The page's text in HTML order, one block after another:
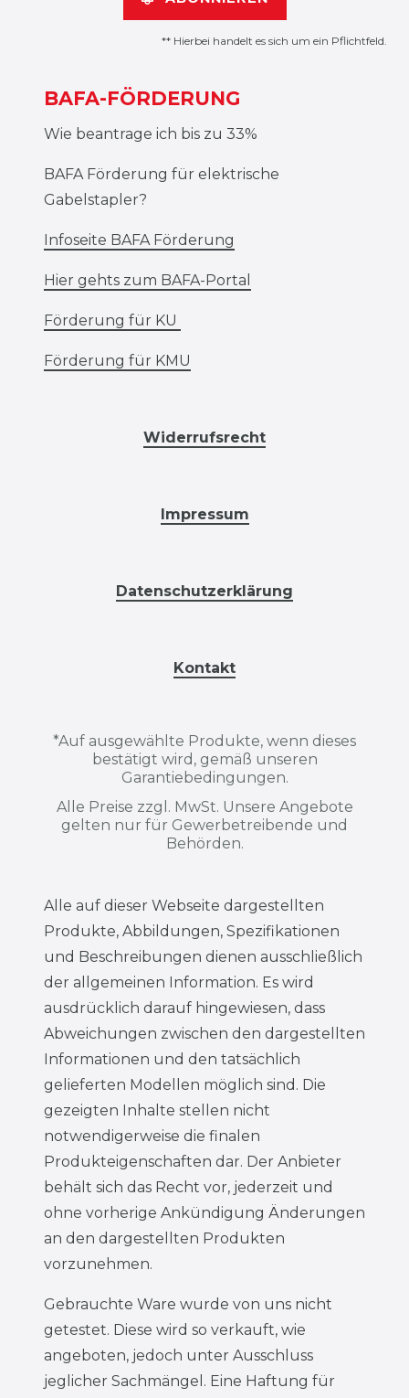
** Hierbei handelt es sich um ein Pflichtfeld.
BAFA-FÖRDERUNG
Wie beantrage ich bis zu 33%
BAFA Förderung für elektrische
Gabelstapler?
Infoseite BAFA Förderung
Hier gehts zum BAFA-Portal
Förderung für KU
Förderung für KMU
Widerrufsrecht
Impressum
Datenschutzerklärung
Kontakt
*Auf ausgewählte Produkte, wenn dieses
bestätigt wird, gemäß unseren
Garantiebedingungen.
Alle Preise zzgl. MwSt. Unsere Angebote
gelten nur für Gewerbetreibende und
Behörden.
Alle auf dieser Webseite dargestellten
Produkte, Abbildungen, Spezifikationen
und Beschreibungen dienen ausschließlich
der allgemeinen Information. Es wird
ausdrücklich darauf hingewiesen, dass
Abweichungen zwischen den dargestellten
Informationen und den tatsächlich
gelieferten Modellen möglich sind. Die
gezeigten Inhalte stellen nicht
notwendigerweise die finalen
Produkteigenschaften dar. Der Anbieter
behält sich das Recht vor, jederzeit und
ohne vorherige Ankündigung Änderungen
an den dargestellten Produkten
vorzunehmen.
Gebrauchte Ware wurde von uns nicht
getestet. Diese wird so verkauft, wie
angeboten, jedoch unter Ausschluss
jeglicher Sachmängel. Eine Haftung für